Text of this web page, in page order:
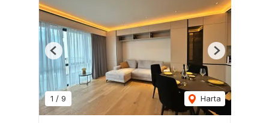
1 / 9 Harta
Previous Next